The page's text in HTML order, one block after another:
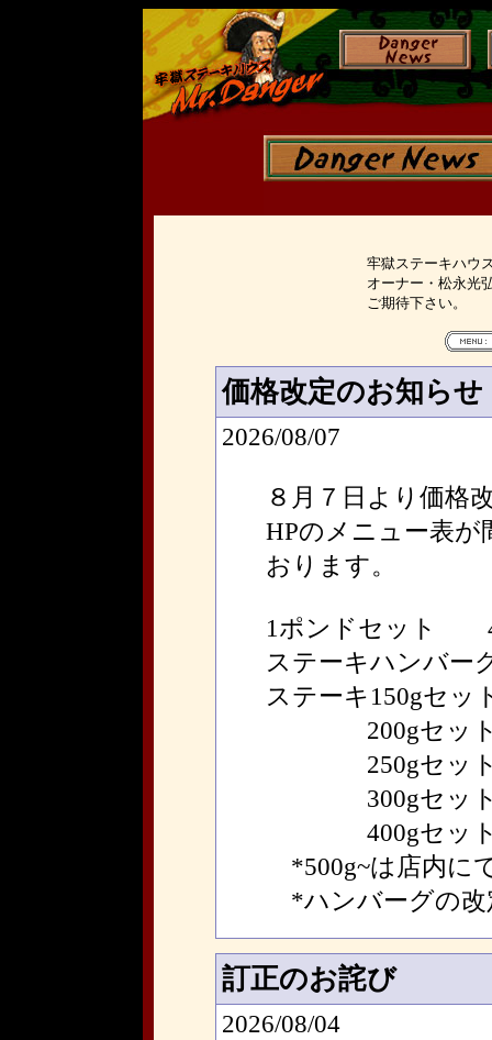
牢獄ステーキハウ
オーナー・松永光
ご期待下さい。
価格改定のお知らせ
2026/08/07
８月７日より価格
HPのメニュー表
おります。
1ポンドセット
ステーキハンバー
ステーキ150gセ
200gセット
250gセット
300gセット
400gセット
*500g~は店内に
*ハンバーグの改
訂正のお詫び
2026/08/04